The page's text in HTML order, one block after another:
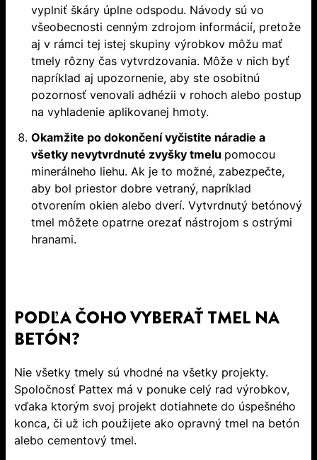
vyplniť škáry úplne odspodu. Návody sú vo
všeobecnosti cenným zdrojom informácií, pretože
aj v rámci tej istej skupiny výrobkov môžu mať
tmely rôzny čas vytvrdzovania. Môže v nich byť
napríklad aj upozornenie, aby ste osobitnú
pozornosť venovali adhézii v rohoch alebo postup
na vyhladenie aplikovanej hmoty.
Okamžite po dokončení vyčistite náradie a
všetky nevytvrdnuté zvyšky tmelu pomocou
minerálneho liehu. Ak je to možné, zabezpečte,
aby bol priestor dobre vetraný, napríklad
otvorením okien alebo dverí. Vytvrdnutý betónový
tmel môžete opatrne orezať nástrojom s ostrými
hranami.
PODĽA ČOHO VYBERAŤ TMEL NA
BETÓN?
Nie všetky tmely sú vhodné na všetky projekty.
Spoločnosť Pattex má v ponuke celý rad výrobkov,
vďaka ktorým svoj projekt dotiahnete do úspešného
konca, či už ich použijete ako opravný tmel na betón
alebo cementový tmel.